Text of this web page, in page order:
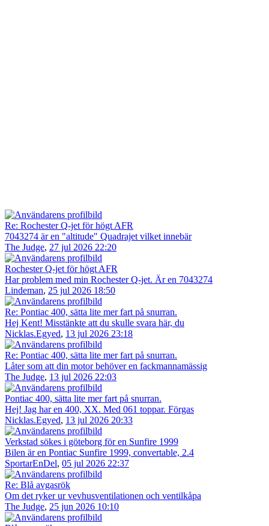
Re: Rochester Q-jet för högt AFR
7043274 är en "altitude" Quadrajet vilket innebär
The Judge, 27 jul 2026 22:20
Rochester Q-jet för högt AFR
Har problem med min Rochester Q-jet. Är en 7043274
Lindeman, 25 jul 2026 18:50
Re: Pontiac 400, sätta lite mer fart på snurran.
Hej Kent! Misstänkte att du skulle svara här, du
Nicklas.Egyed, 13 jul 2026 23:18
Re: Pontiac 400, sätta lite mer fart på snurran.
Låter som att din motor behöver en fackmannamässig
The Judge, 13 jul 2026 22:03
Pontiac 400, sätta lite mer fart på snurran.
Hej! Jag har en 400, XX. Med 061 toppar. Förgas
Nicklas.Egyed, 13 jul 2026 20:33
Verkstad sökes i göteborg för en Sunfire 1999
Bilen är en Pontiac Sunfire 1999, convertable, 2.4
SportarEnDel, 05 jul 2026 22:37
Re: Blå avgasrök
Om det ryker ur vevhusventilationen och ventilkåpa
The Judge, 25 jun 2026 10:10